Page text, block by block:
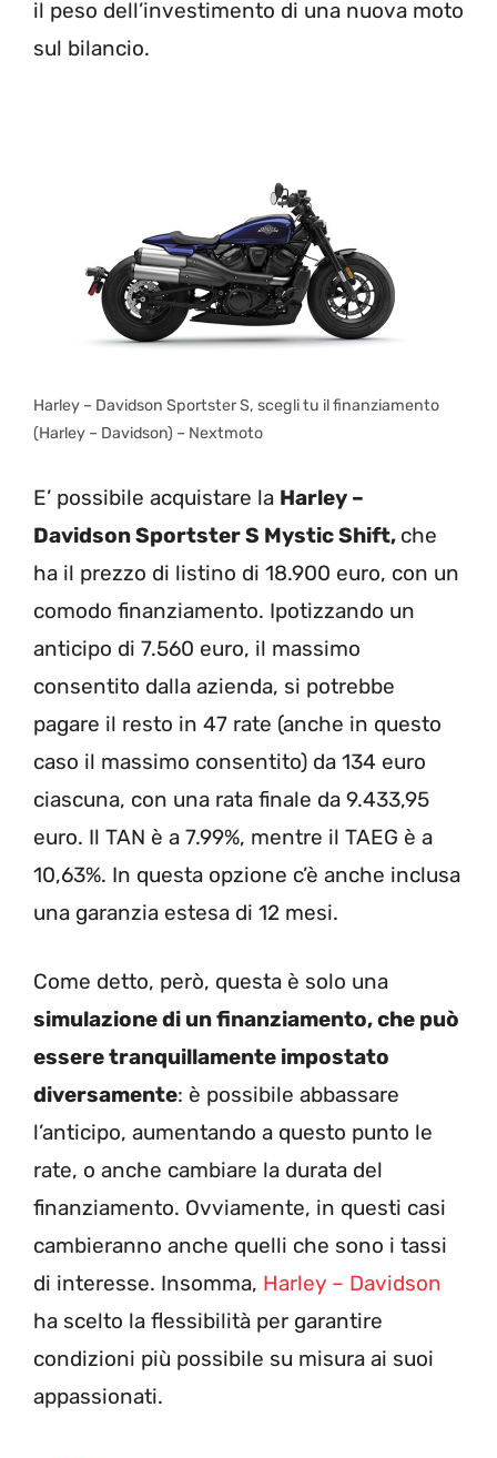
il peso dell’investimento di una nuova moto
sul bilancio.
Harley – Davidson Sportster S, scegli tu il finanziamento
(Harley – Davidson) – Nextmoto
E’ possibile acquistare la Harley –
Davidson Sportster S Mystic Shift, che
ha il prezzo di listino di 18.900 euro, con un
comodo finanziamento. Ipotizzando un
anticipo di 7.560 euro, il massimo
consentito dalla azienda, si potrebbe
pagare il resto in 47 rate (anche in questo
caso il massimo consentito) da 134 euro
ciascuna, con una rata finale da 9.433,95
euro. Il TAN è a 7.99%, mentre il TAEG è a
10,63%. In questa opzione c’è anche inclusa
una garanzia estesa di 12 mesi.
Come detto, però, questa è solo una
simulazione di un finanziamento, che può
essere tranquillamente impostato
diversamente: è possibile abbassare
l’anticipo, aumentando a questo punto le
rate, o anche cambiare la durata del
finanziamento. Ovviamente, in questi casi
cambieranno anche quelli che sono i tassi
di interesse. Insomma, Harley – Davidson
ha scelto la flessibilità per garantire
condizioni più possibile su misura ai suoi
appassionati.